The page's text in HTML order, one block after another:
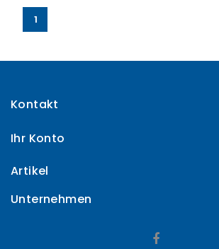
1
Kontakt
Ihr Konto
Artikel
Unternehmen